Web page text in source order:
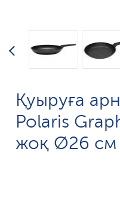
Қуыруға
Polaris
жоқ Ø26 см